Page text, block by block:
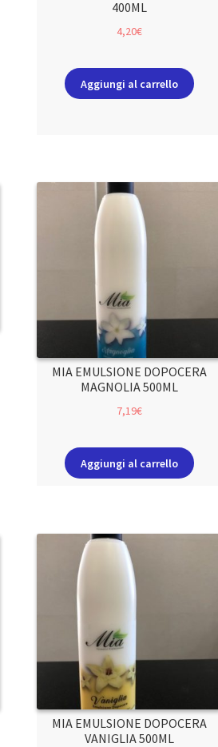
400ML
4,20€
Aggiungi al carrello
MIA EMULSIONE DOPOCERA
MAGNOLIA 500ML
7,19€
Aggiungi al carrello
MIA EMULSIONE DOPOCERA
VANIGLIA 500ML